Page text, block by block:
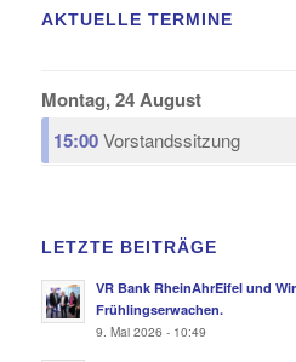
AKTUELLE TERMINE
Montag, 24 August
15:00Vorstandssitzung
LETZTE BEITRÄGE
VR Bank RheinAhrEifel und
Frühlingserwachen.
9. Mai 2026 - 10:49